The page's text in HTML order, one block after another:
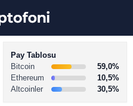
Pay Tablosu
Bitcoin
59,0%
Ethereum
10,5%
Altcoinler
30,5%